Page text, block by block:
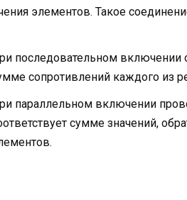
элементов. Такое
последовательном
сопротивлений каждого из
параллельном включении
сумме значений,